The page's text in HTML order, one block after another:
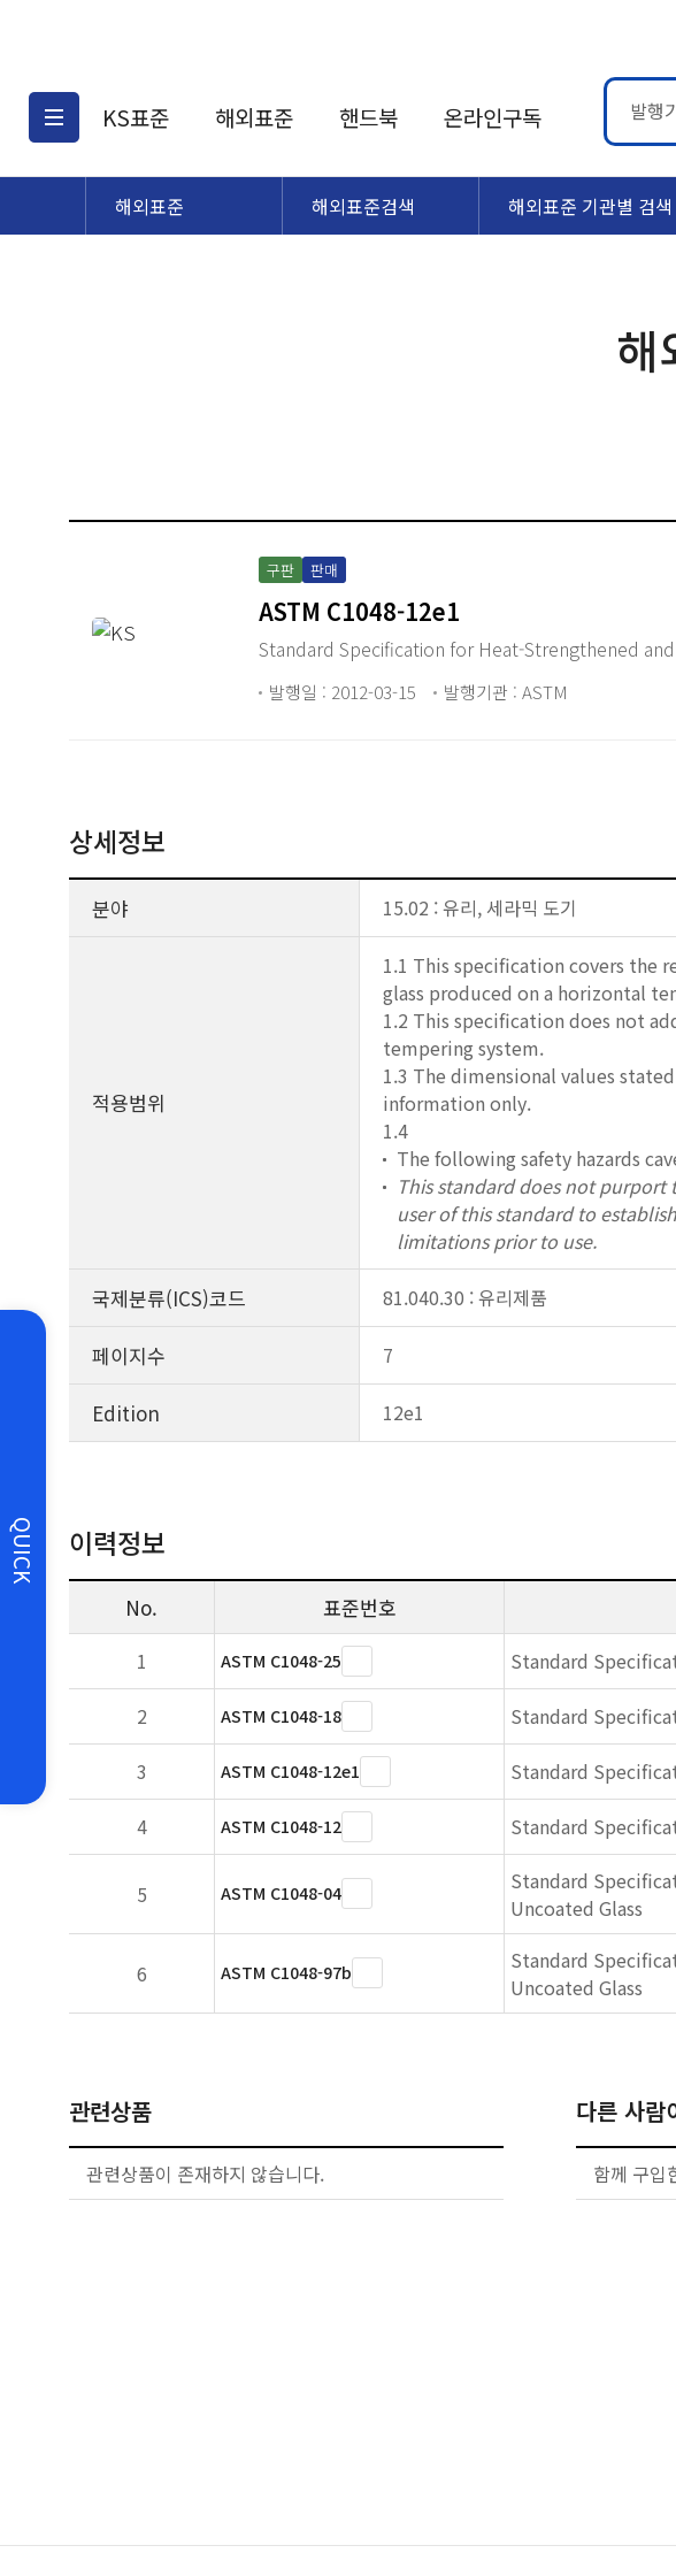
KS표준
KS표준검색
해외표준
해외표준검색
핸드북 온라인구독 발행
QUICK
해외표준 해외표준검색 해외표준 기관별 검색
해
구판 판매
ASTM C1048-12e1
Standard Specification for Heat-
발행일 : 2012-03-15 발행기관 : ASTM
상세정보
분야 15.02 : 유리, 세라믹 도기
적용범위
1.1 This specification covers the
glass produced on a horizontal
1.2 This specification does not
tempering system.
1.3 The dimensional values
information only.
1.4
The following safety hazards
This standard does not purport
user of this standard to
limitations prior to use.
국제분류(ICS)코드 81.040.30 : 유리제품
페이지수 7
Edition 12e1
이력정보
No. 표준번호
1 ASTM C1048-25 Standard
2
ASTM C1048-18 Standard
3
ASTM C1048-12e1 Standard
4
ASTM C1048-12 Standard
5 ASTM C1048-04
Standard
Uncoated Glass
6 ASTM C1048-97b
Standard
Uncoated Glass
관련상품
관련상품이 존재하지 않습니다.
다른 사람
함께 구입